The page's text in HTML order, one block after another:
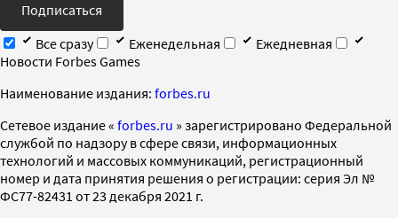
Подписаться
Все сразу
Еженедельная
Ежедневная
Новости Forbes Games
Наименование издания: forbes.ru
Cетевое издание « forbes.ru » зарегистрировано Федеральной
службой по надзору в сфере связи, информационных
технологий и массовых коммуникаций, регистрационный
номер и дата принятия решения о регистрации: серия Эл №
ФС77-82431 от 23 декабря 2021 г.